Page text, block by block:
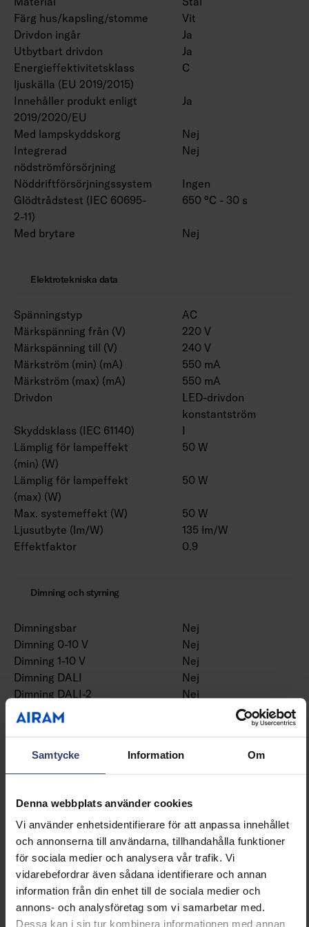
Samtycke Information Om
Denna webbplats använder cookies
Vi använder enhetsidentifierare för att anpassa innehållet
och annonserna till användarna, tillhandahålla funktioner
för sociala medier och analysera vår trafik. Vi
vidarebefordrar även sådana identifierare och annan
information från din enhet till de sociala medier och
annons- och analysföretag som vi samarbetar med.
Dessa kan i sin tur kombinera informationen med annan
Färgtemperaturer alternativt 2700 K, 5700 K
och 6500 K samt Tunable White. På beställning
CRI > 90. Finns även med olika slags
anslutningskablar samt modeller för
radmontering. Längder på 600 och 750 mm på
beställning. Finns även med olika effekter,
1400–9900 lumen.
Färg hus/kapsling/stomme
Vit
Drivdon ingår
Ja
Utbytbart drivdon
Ja
Energieffektivitetsklass
ljuskälla (EU 2019/2015)
C
Innehåller produkt enligt
2019/2020/EU
Ja
Med lampskyddskorg
Nej
Integrerad
nödströmförsörjning
Nej
Nöddriftförsörjningssystem
Ingen
Glödtrådstest (IEC 60695-
2-11)
650 °C - 30 s
Med brytare Nej
Elektrotekniska data
Spänningstyp
AC
Märkspänning från (V)
220 V
Märkspänning till (V)
240 V
Märkström (min) (mA)
550 mA
Märkström (max) (mA)
550 mA
Drivdon
LED-drivdon
konstantström
Skyddsklass (IEC 61140)
I
Lämplig för lampeffekt
(min) (W)
50 W
Lämplig för lampeffekt
(max) (W)
50 W
Max. systemeffekt (W)
50 W
Ljusutbyte (lm/W)
135 lm/W
Effektfaktor
0.9
Dimning och styrning
Dimningsbar
Nej
Dimning 0-10 V
Nej
Dimning 1-10 V
Nej
Dimning DALI
Nej
Dimning DALI-2
Nej
Dimning DMX
Dimning DSI
Dimning
nätspänningsmodulering
Nej
Dimning bakkant (phase
cut-off)
Nej
Dimning framkant (phase
cut-on)
Nej
Dimning potentiometer
(integrerad)
Nej
Dimning programmerbar
Nej